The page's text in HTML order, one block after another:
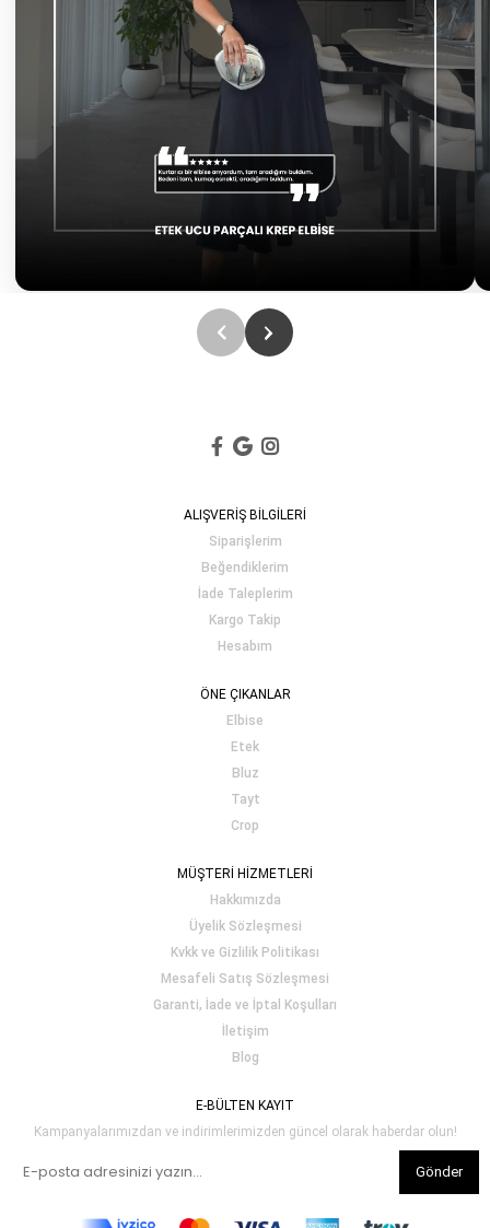
ALIŞVERİŞ BİLGİLERİ
Siparişlerim
Beğendiklerim
İade Taleplerim
Kargo Takip
Hesabım
ÖNE ÇIKANLAR
Elbise
Etek
Bluz
Tayt
Crop
MÜŞTERİ HİZMETLERİ
Hakkımızda
Üyelik Sözleşmesi
Kvkk ve Gizlilik Politikası
Mesafeli Satış Sözleşmesi
Garanti, İade ve İptal Koşulları
İletişim
Blog
E-BÜLTEN KAYIT
Kampanyalarımızdan ve indirimlerimizden güncel olarak haberdar olun!
Gönder